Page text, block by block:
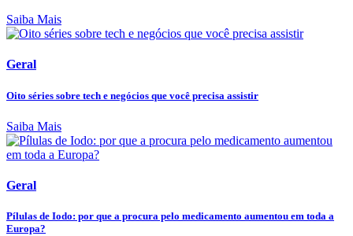
Saiba Mais
Geral
Oito séries sobre tech e negócios que você precisa assistir
Saiba Mais
Geral
Pílulas de Iodo: por que a procura pelo medicamento aumentou em toda a
Europa?